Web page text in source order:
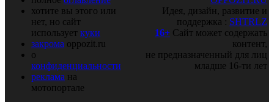
хотите вы этого или
нет, но сайт
использует куки
закрома oppozit.ru
о
конфиденциальности
реклама на
мотопортале
Идея, дизайн, развитие и
поддержка : SHTRLZ
16+ Сайт может содержать
контент,
не предназначенный для лиц
младше 16-ти лет